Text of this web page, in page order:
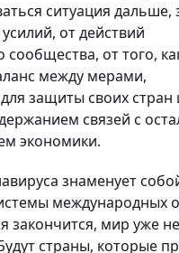
ситуация дальше,
от действий
от того,
между мерами,
защиты своих стран
связей с
экономики.
знаменует
международных
закончится, мир уже
страны, которые